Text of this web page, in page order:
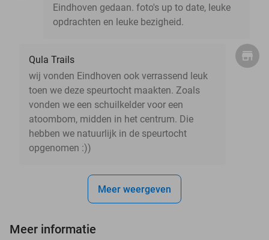
Eindhoven gedaan. foto's up to date, leuke
opdrachten en leuke bezigheid.
Qula Trails
wij vonden Eindhoven ook verrassend leuk
toen we deze speurtocht maakten. Zoals
vonden we een schuilkelder voor een
atoombom, midden in het centrum. Die
hebben we natuurlijk in de speurtocht
opgenomen :))
Meer weergeven
Meer informatie